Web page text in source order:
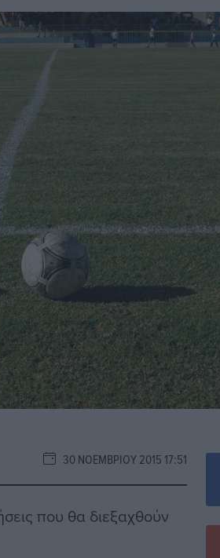
30 ΝΟΕΜΒΡΊΟΥ 2015 17:51
που θα διεξαχθούν